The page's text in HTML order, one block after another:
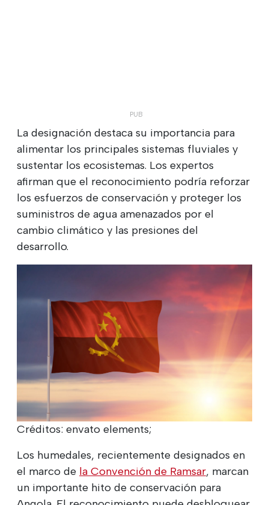
La designación destaca su importancia para
alimentar los principales sistemas fluviales y
sustentar los ecosistemas. Los expertos
afirman que el reconocimiento podría reforzar
los esfuerzos de conservación y proteger los
suministros de agua amenazados por el
cambio climático y las presiones del
desarrollo.
Créditos: envato elements;
Los humedales, recientemente designados en
el marco de la Convención de Ramsar, marcan
un importante hito de conservación para